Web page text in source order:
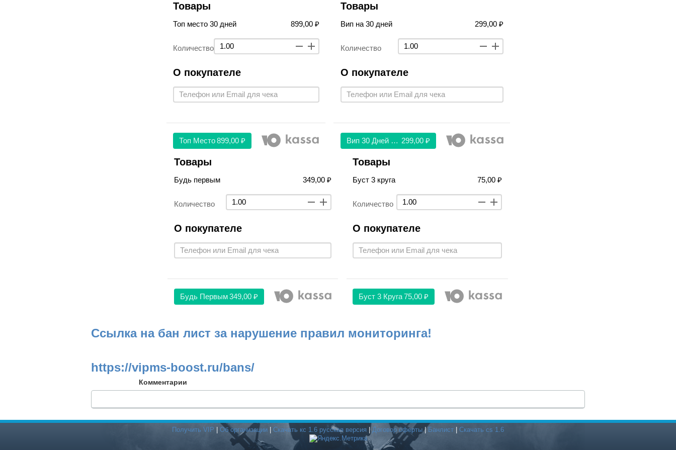
Товары
Топ место 30 дней 899,00 ₽
Количество
О покупателе
Топ Место 899,00 ₽
Товары
Вип на 30 дней 299,00 ₽
Количество
О покупателе
Вип 30 Дней 299299,00 ₽
Товары
Будь первым 349,00 ₽
Количество
О покупателе
Будь Первым349,00 ₽
Товары
Буст 3 круга 75,00 ₽
Количество
О покупателе
Буст 3 Круга75,00 ₽
Ссылка на бан лист за нарушение правил мониторинга!
https://vipms-boost.ru/bans/
Комментарии
Получить VIP Об организации Скачать кс 1.6 русская версия |Договор оферты| Банлист Скачать cs 1.6